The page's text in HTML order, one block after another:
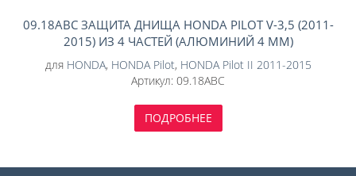
09.18ABC ЗАЩИТА ДНИЩА HONDA PILOT V-3,5 (2011-
2015) ИЗ 4 ЧАСТЕЙ (АЛЮМИНИЙ 4 ММ)
для HONDA, HONDA Pilot, HONDA Pilot II 2011-2015
Артикул: 09.18ABC
ПОДРОБНЕЕ